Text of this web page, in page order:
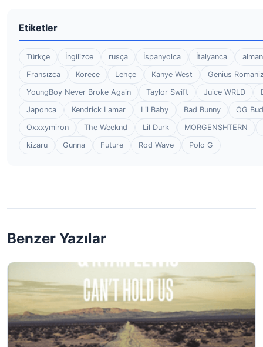
Etiketler
Türkçe İngilizce rusça İspanyolca İtalyanca
Fransızca
Korece Lehçe Kanye West
Genius
YoungBoy Never Broke Again
Taylor Swift Juice WRLD
Japonca
Kendrick Lamar Lil Baby Bad Bunny
OG
Oxxxymiron
The Weeknd Lil Durk
MORGENSHTERN
kizaru
Gunna Future Rod Wave Polo G
Benzer Yazılar